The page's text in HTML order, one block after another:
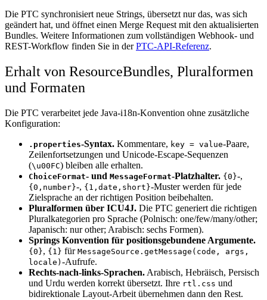
Die PTC synchronisiert neue Strings, übersetzt nur das, was sich
geändert hat, und öffnet einen Merge Request mit den aktualisierten
Bundles. Weitere Informationen zum vollständigen Webhook- und
REST-Workflow finden Sie in derPTC-API-Referenz.
Erhalt von ResourceBundles, Pluralformen
und Formaten
Die PTC verarbeitet jede Java-i18n-Konvention ohne zusätzliche
Konfiguration:
.properties-Syntax. Kommentare, key = value-Paare,
Zeilenfortsetzungen und Unicode-Escape-Sequenzen
(\u00FC) bleiben alle erhalten.
ChoiceFormat- und MessageFormat-Platzhalter. {0}-,
{0,number}-, {1,date,short}-Muster werden für jede
Zielsprache an der richtigen Position beibehalten.
Pluralformen über ICU4J. Die PTC generiert die richtigen
Pluralkategorien pro Sprache (Polnisch: one/few/many/other;
Japanisch: nur other; Arabisch: sechs Formen).
Springs Konvention für positionsgebundene Argumente.
{0}, {1} für MessageSource.getMessage(code, args,
locale) -Aufrufe.
Rechts-nach-links-Sprachen. Arabisch, Hebräisch, Persisch
und Urdu werden korrekt übersetzt. Ihre rtl.css und
bidirektionale Layout-Arbeit übernehmen dann den Rest.